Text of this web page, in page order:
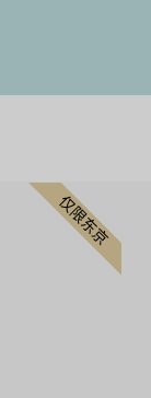
仅限东京